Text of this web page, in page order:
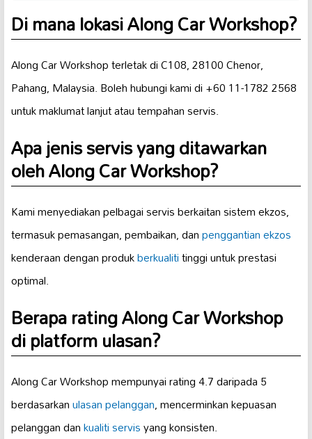
Di mana lokasi Along Car Workshop?
Along Car Workshop terletak di C108, 28100 Chenor,
Pahang, Malaysia. Boleh hubungi kami di +60 11-1782 2568
untuk maklumat lanjut atau tempahan servis.
Apa jenis servis yang ditawarkan
oleh Along Car Workshop?
Kami menyediakan pelbagai servis berkaitan sistem ekzos,
termasuk pemasangan, pembaikan, danpenggantian ekzos
kenderaan dengan produkberkualititinggi untuk prestasi
optimal.
Berapa rating Along Car Workshop
di platform ulasan?
Along Car Workshop mempunyai rating 4.7 daripada 5
berdasarkanulasan pelanggan, mencerminkan kepuasan
pelanggan dankualiti servisyang konsisten.